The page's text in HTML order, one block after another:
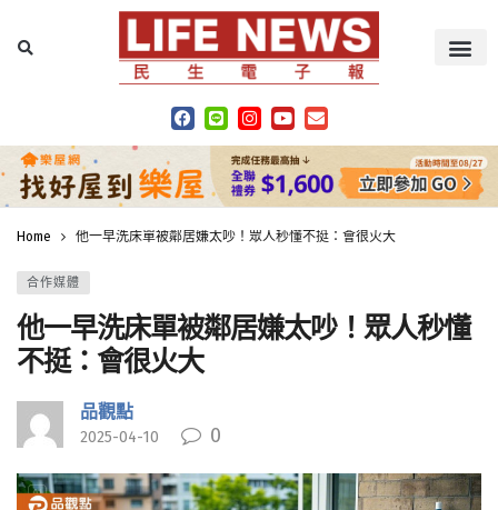
Home 他一早洗床單被鄰居嫌太吵！眾人秒懂不挺：會很火大
合作媒體
他一早洗床單被鄰居嫌太吵！眾人秒懂
不挺：會很火大
品觀點
2025-04-10 0